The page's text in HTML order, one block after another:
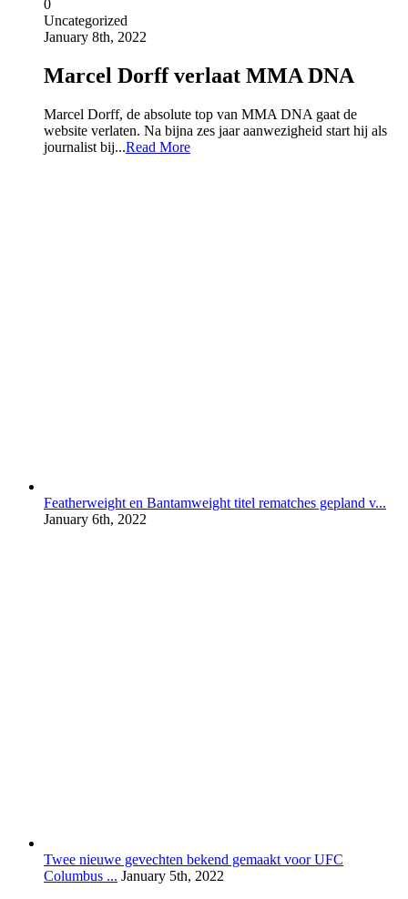
0
Uncategorized
January 8th, 2022
Marcel Dorff verlaat MMA DNA
Marcel Dorff, de absolute top van MMA DNA gaat de
website verlaten. Na bijna zes jaar aanwezigheid start hij als
journalist bij...Read More
Featherweight en Bantamweight titel rematches gepland v...
January 6th, 2022
Twee nieuwe gevechten bekend gemaakt voor UFC
Columbus ... January 5th, 2022